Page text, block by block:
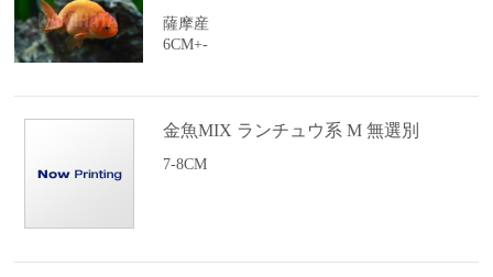
薩摩産
6CM+-
金魚MIX ランチュウ系 M 無選別
7-8CM